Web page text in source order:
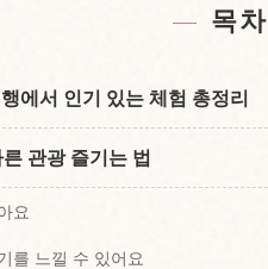
목차
에서 인기 있는 체험 총정리
관광 즐기는 법
요
를 느낄 수 있어요